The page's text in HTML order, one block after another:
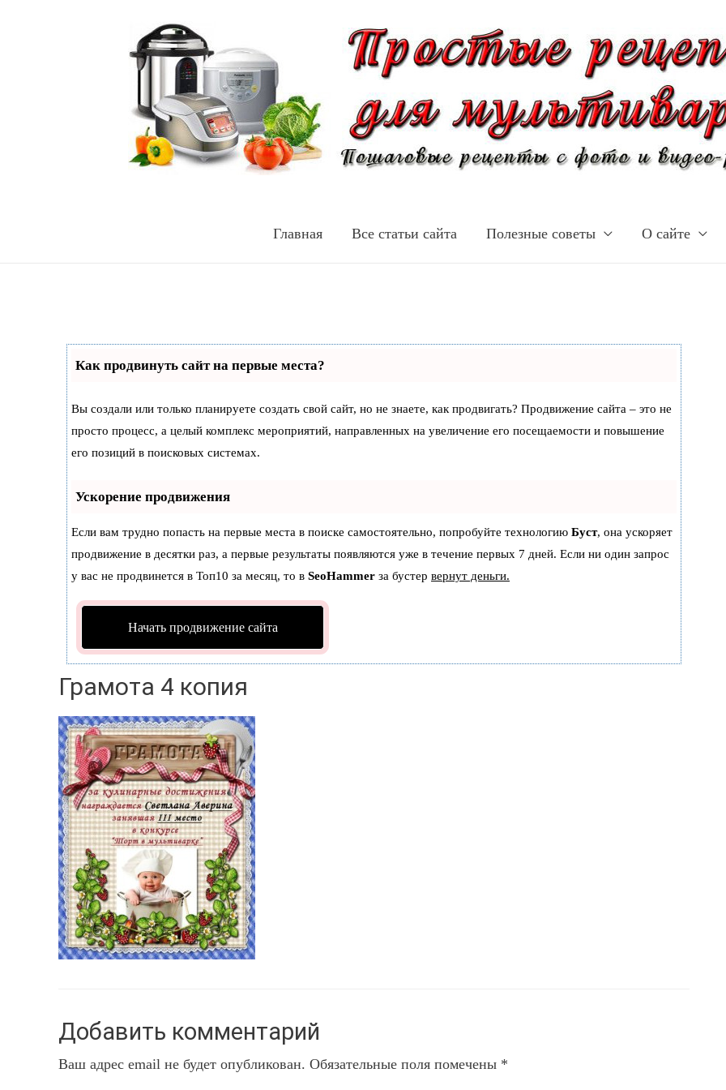
Главная Все статьи сайта Полезные советы О сайте
Как продвинуть сайт на первые места?
Вы создали или только планируете создать свой сайт, но не знаете, как продвигать? Продвижение сайта – это не
просто процесс, а целый комплекс мероприятий, направленных на увеличение его посещаемости и повышение
его позиций в поисковых системах.
Ускорение продвижения
Если вам трудно попасть на первые места в поиске самостоятельно, попробуйте технологию Буст, она ускоряет
продвижение в десятки раз, а первые результаты появляются уже в течение первых 7 дней. Если ни один запрос
у вас не продвинется в Топ10 за месяц, то в SeoHammer за бустер вернут деньги.
Начать продвижение сайта
Грамота 4 копия
Добавить комментарий
Ваш адрес email не будет опубликован. Обязательные поля помечены *